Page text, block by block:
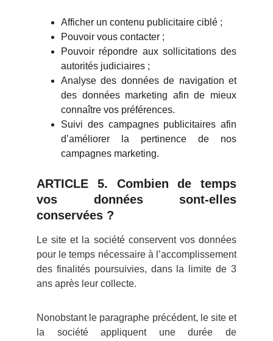
Afficher un contenu publicitaire ciblé ;
Pouvoir vous contacter ;
Pouvoir répondre aux sollicitations des
autorités judiciaires ;
Analyse des données de navigation et
des données marketing afin de mieux
connaître vos préférences.
Suivi des campagnes publicitaires afin
d’améliorer la pertinence de nos
campagnes marketing.
ARTICLE 5. Combien de temps
vos données sont-elles
conservées ?
Le site et la société conservent vos données
pour le temps nécessaire à l’accomplissement
des finalités poursuivies, dans la limite de 3
ans après leur collecte.
Nonobstant le paragraphe précédent, le site et
la société appliquent une durée de